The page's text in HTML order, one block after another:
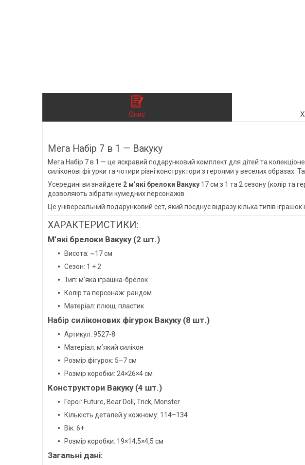
Опис
Мега Набір 7 в 1 — Вакуку
Мега Набір 7 в 1 — це яскравий подарунковий комплект для дітей та
силіконові фігурки та чотири різні конструктори з героями у веселих
Усередині ви знайдете 2 м’які брелоки Вакуку 17 см з 1 та 2 сезону (колір та
дозволяють зібрати кумедних персонажів.
Це універсальний подарунковий сет, який поєднує відразу кілька типів іграшок і
ХАРАКТЕРИСТИКИ:
М’які брелоки Вакуку (2 шт.)
Висота: ~17 см
Сезон: 1 + 2
Тип: м’яка іграшка-брелок
Колір та персонаж: рандом
Матеріал: плюш, пластик
Набір силіконових фігурок Вакуку (8 шт.)
Артикул: 9527-8
Матеріал: м’який силікон
Розмір фігурок: 5–7 см
Розмір коробки: 24×26×4 см
Конструктори Вакуку (4 шт.)
Герої: Future, Bear Doll, Trick, Monster
Кількість деталей у кожному: 114–134
Вік: 6+
Розмір коробки: 19×14,5×4,5 см
Загальні дані: